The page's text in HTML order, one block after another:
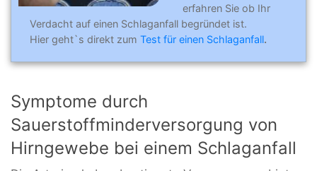
erfahren Sie ob Ihr
Verdacht auf einen Schlaganfall begründet ist.
Hier geht`s direkt zum Test für einen Schlaganfall.
Symptome durch
Sauerstoffminderversorgung von
Hirngewebe bei einem Schlaganfall